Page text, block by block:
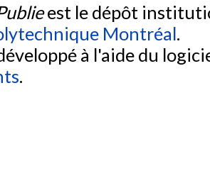
est le dépôt
Montréal.
à l'aide du
.